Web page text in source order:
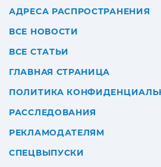
АДРЕСА РАСПРОСТРАНЕНИЯ
ВСЕ НОВОСТИ
ВСЕ СТАТЬИ
ГЛАВНАЯ СТРАНИЦА
ПОЛИТИКА
РАССЛЕДОВАНИЯ
РЕКЛАМОДАТЕЛЯМ
СПЕЦВЫПУСКИ